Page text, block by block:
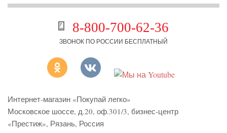
8-800-700-62-36
ЗВОНОК ПО РОССИИ БЕСПЛАТНЫЙ
Интернет-магазин «Покупай легко»
Московское шоссе, д.20, оф.301/3, бизнес-центр
«Престиж», Рязань, Россия